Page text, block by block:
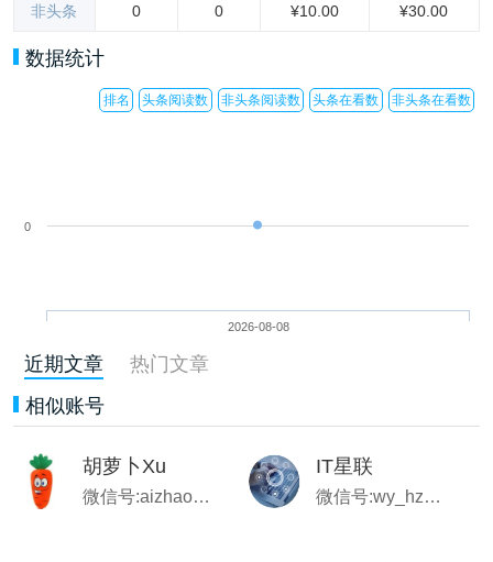
非头条 0 0 ¥10.00 ¥30.00
数据统计
非头条在看数
头条在看数
非头条阅读数
头条阅读数
排名
2026-08-08
0
近期文章
热门文章
相似账号
胡萝卜Xu
微信号:aizhaoting2020
IT星联
微信号:wy_hzyplx